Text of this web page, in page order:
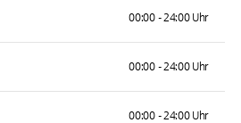
00:00 - 24:00 Uhr
00:00 - 24:00 Uhr
00:00 - 24:00 Uhr